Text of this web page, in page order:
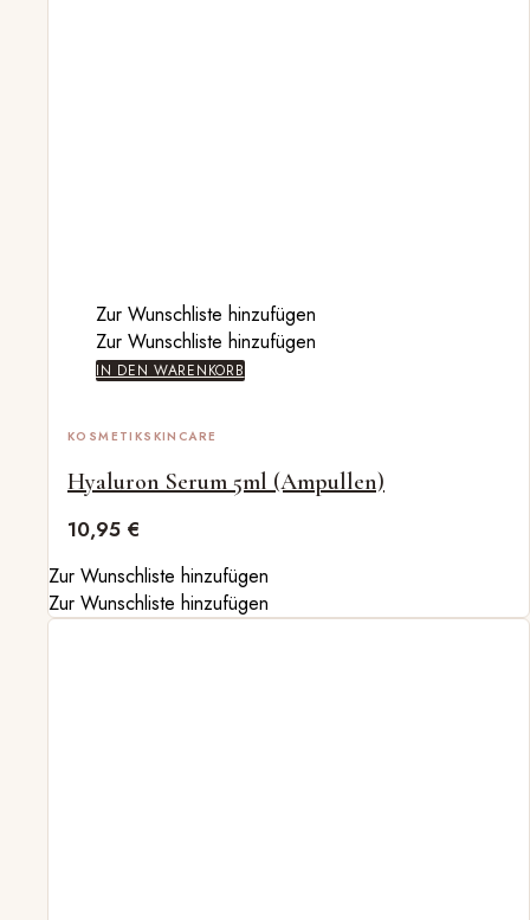
Zur Wunschliste hinzufügen
Zur Wunschliste hinzufügen
IN DEN WARENKORB
KOSMETIKSKINCARE
Hyaluron Serum 5ml (Ampullen)
10,95 €
Zur Wunschliste hinzufügen
Zur Wunschliste hinzufügen